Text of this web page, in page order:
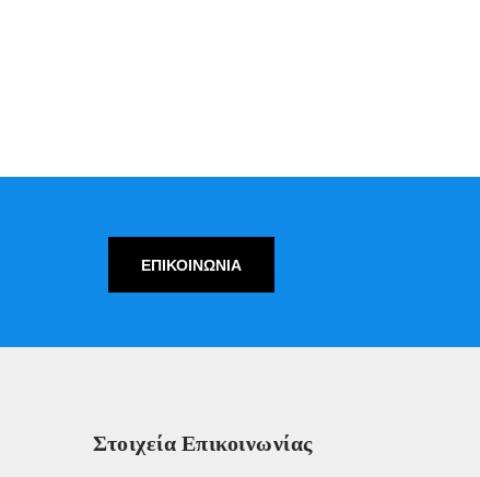
ΕΠΙΚΟΙΝΩΝΙΑ
Στοιχεία Επικοινωνίας